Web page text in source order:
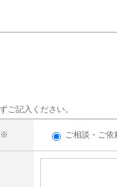
ご記入ください。
※ ご相談・ご依